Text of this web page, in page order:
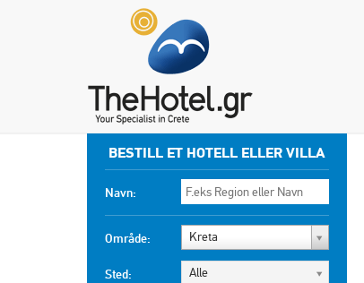
BESTILL ET HOTELL ELLER VILLA
Navn:
Område: Kreta
Sted: Alle